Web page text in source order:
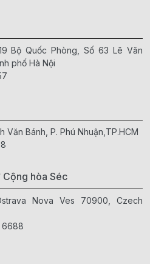
Bộ Quốc Phòng, Số 63 Lê Văn
phố Hà Nội
Bánh, P. Phú Nhuận,TP.HCM
Cộng hòa Séc
Nova Ves 70900, Czech